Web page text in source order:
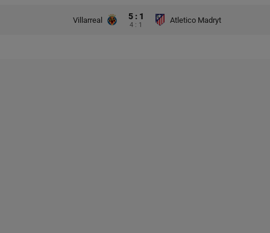
Villarreal 5 : 1
4 : 1
Atletico Madryt